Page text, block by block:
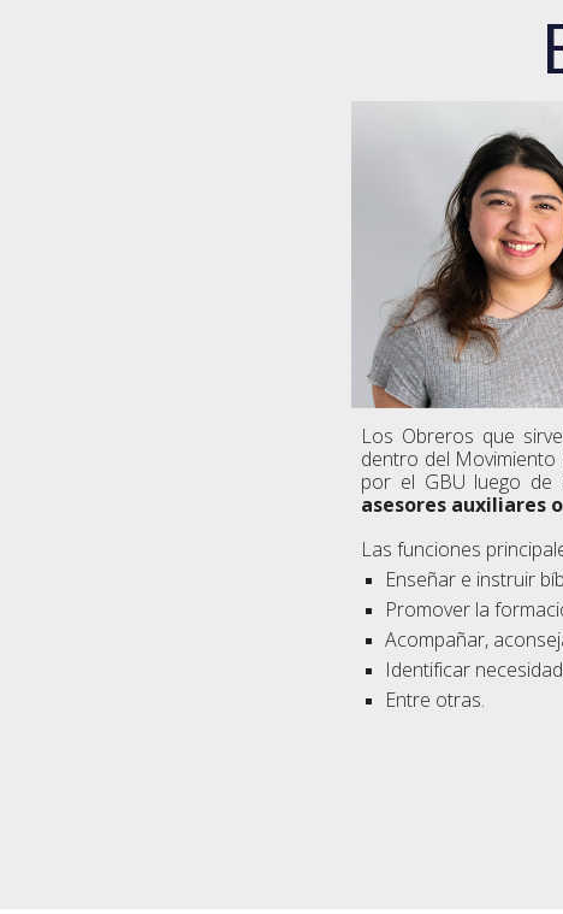
Los Obreros que
dentro del Movimiento
por el GBU luego de
asesores auxiliares
Las funciones
Enseñar e instruir
Promover la
Acompañar,
Identificar
Entre otras.